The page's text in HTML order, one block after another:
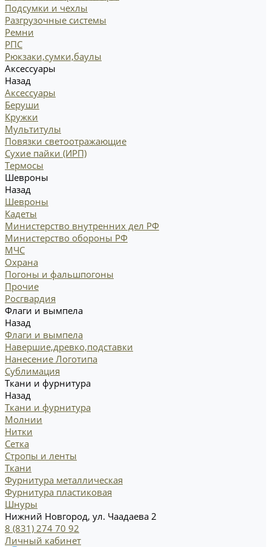
Подсумки и чехлы
Разгрузочные системы
Ремни
РПС
Рюкзаки,сумки,баулы
Аксессуары
Назад
Аксессуары
Беруши
Кружки
Мультитулы
Повязки светоотражающие
Сухие пайки (ИРП)
Термосы
Шевроны
Назад
Шевроны
Кадеты
Министерство внутренних дел РФ
Министерство обороны РФ
МЧС
Охрана
Погоны и фальшпогоны
Прочие
Росгвардия
Флаги и вымпела
Назад
Флаги и вымпела
Навершие,древко,подставки
Нанесение Логотипа
Сублимация
Ткани и фурнитура
Назад
Ткани и фурнитура
Молнии
Нитки
Сетка
Стропы и ленты
Ткани
Фурнитура металлическая
Фурнитура пластиковая
Шнуры
Нижний Новгород, ул. Чаадаева 2
8 (831) 274 70 92
Личный кабинет